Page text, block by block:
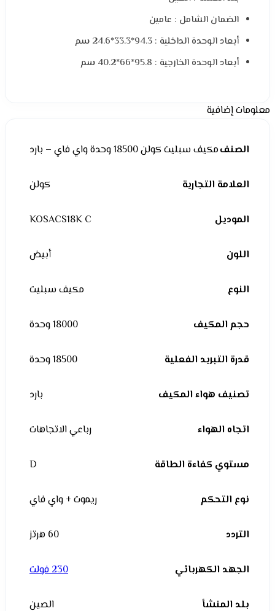
الضمان الشامل : عامين
أبعاد الوحدة الداخلية : 94.3*33.3*24.6 سم
أبعاد الوحدة الخارجية : 95.8*66*40.2 سم
معلومات إضافية
الصنفمكيف سبليت كولن 18500 وحدة واي فاي – بارد
العلامة التجارية كولن
الموديل KOSACS18K C
اللون أبيض
النوع مكيف سبليت
حجم المكيف 18000 وحدة
قدرة التبريد الفعلية 18500 وحدة
تصنيف هواء المكيف بارد
اتجاه الهواء رباعي الاتجاهات
مستوي كفاءة الطاقة D
نوع التحكم ريموت + واي فاي
التردد 60 هرتز
الجهد الكهربائي 230 فولت
بلد المنشأ الصين